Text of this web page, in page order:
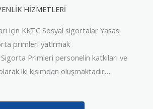
HİZMETLERİ
için KKTC Sosyal sigortalar Yasası
primleri yatırmak
Primleri personelin katkıları ve
iki kısımdan oluşmaktadır…